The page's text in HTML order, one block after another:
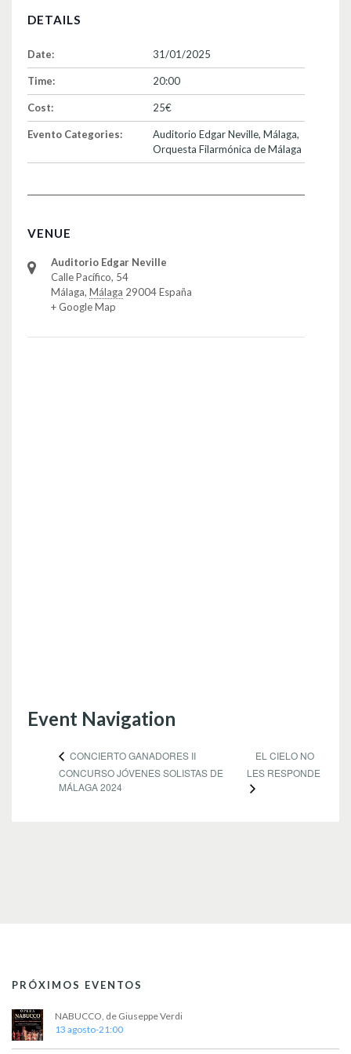
DETAILS
Date: 31/01/2025
Time: 20:00
Cost: 25€
Evento Categories: Auditorio Edgar Neville, Málaga,
Orquesta Filarmónica de Málaga
VENUE
Auditorio Edgar Neville
Calle Pacífico, 54
Málaga, Málaga 29004España
+ Google Map
Event Navigation
CONCIERTO GANADORES II
CONCURSO JÓVENES SOLISTAS DE
MÁLAGA 2024
EL CIELO NO
LES RESPONDE
PRÓXIMOS EVENTOS
NABUCCO, de Giuseppe Verdi
13 agosto-21:00